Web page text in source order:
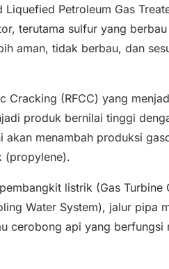
Petroleum Gas
terutama sulfur yang
aman, tidak berbau, dan
Cracking (RFCC) yang
produk bernilai tinggi
akan menambah produksi
(propylene).
listrik (Gas Turbine
Water System), jalur pipa
cerobong api yang berfungsi